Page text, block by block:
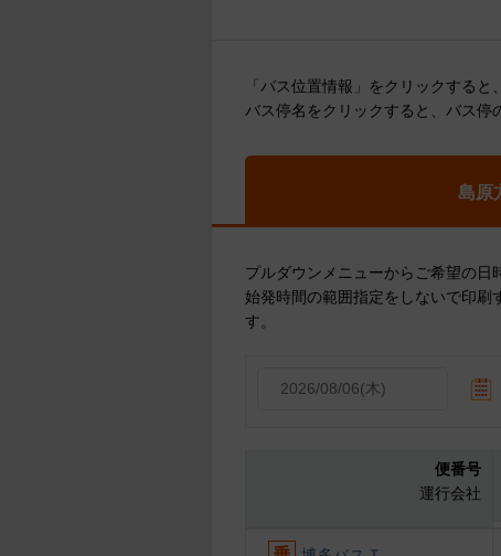
「バス位置情報」をクリックする
バス停名をクリックすると、バス停
島原
プルダウンメニューからご希望の日
始発時間の範囲指定をしないで印刷
す。
便番号
運行会社